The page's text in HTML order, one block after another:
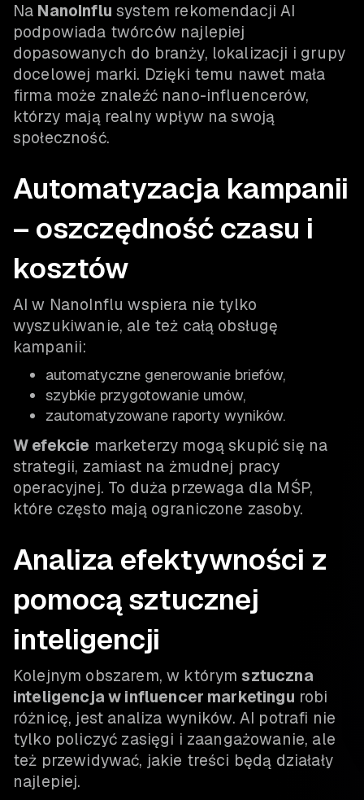
Na NanoInflu system rekomendacji AI
podpowiada twórców najlepiej
dopasowanych do branży, lokalizacji i grupy
docelowej marki. Dzięki temu nawet mała
firma może znaleźć nano-influencerów,
którzy mają realny wpływ na swoją
społeczność.
Automatyzacja kampanii
– oszczędność czasu i
kosztów
AI w NanoInflu wspiera nie tylko
wyszukiwanie, ale też całą obsługę
kampanii:
automatyczne generowanie briefów,
szybkie przygotowanie umów,
zautomatyzowane raporty wyników.
W efekcie marketerzy mogą skupić się na
strategii, zamiast na żmudnej pracy
operacyjnej. To duża przewaga dla MŚP,
które często mają ograniczone zasoby.
Analiza efektywności z
pomocą sztucznej
inteligencji
Kolejnym obszarem, w którymsztuczna
inteligencja w influencer marketingu robi
różnicę, jest analiza wyników. AI potrafi nie
tylko policzyć zasięgi i zaangażowanie, ale
też przewidywać, jakie treści będą działały
najlepiej.